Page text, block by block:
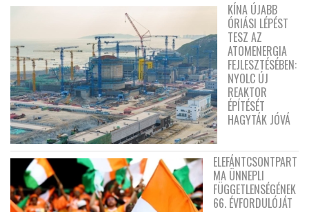
KÍNA ÚJABB
ÓRIÁSI LÉPÉST
TESZ AZ
ATOMENERGIA
FEJLESZTÉSÉBEN:
NYOLC ÚJ
REAKTOR
ÉPÍTÉSÉT
HAGYTÁK JÓVÁ
ELEFÁNTCSONTPART
MA ÜNNEPLI
FÜGGETLENSÉGÉNEK
66. ÉVFORDULÓJÁT